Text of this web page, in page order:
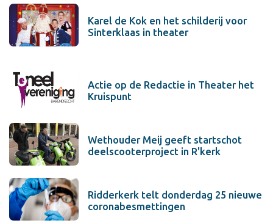
Karel de Kok en het schilderij voor
Sinterklaas in theater
Actie op de Redactie in Theater het
Kruispunt
Wethouder Meij geeft startschot
deelscooterproject in R'kerk
Ridderkerk telt donderdag 25 nieuwe
coronabesmettingen